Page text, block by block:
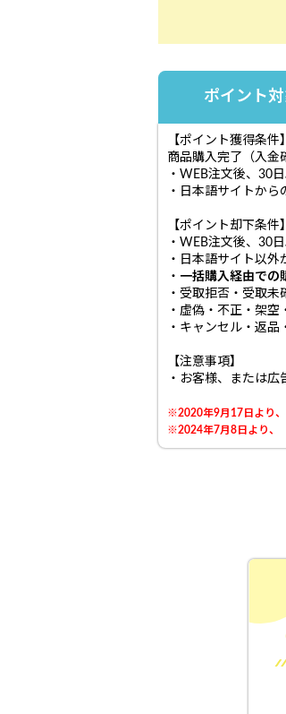
ポイント
【ポイント獲得条件】
商品購入完了（入金
・WEB注文後、30
・日本語サイトから
【ポイント却下条件】
・WEB注文後、30
・日本語サイト以外
・ 一括購入経由での
・受取拒否・受取未
・虚偽・不正・架
・キャンセル・返品
【注意事項】
・お客様、または
※2020年9月17日より、
※2024年7月8日より、